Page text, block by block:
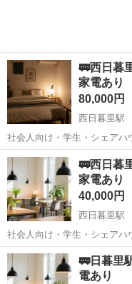
🚃西日暮
家電あり
80,000円
西日暮里駅
社会人向け・学生・シェアハウス個
く・すぐ入居ができる 「いきなり内見は不安」 「条件が合うか分から
ない」 「写真だけじゃ判断できない」 そんな方の
でのご...
東京 荒川区 西日暮
🚃西日暮
家電あり
40,000円
西日暮里駅
社会人向け・学生・シェアハウス個
く・すぐ入居ができる 「いきなり内見は不安」 「条件が合うか分から
ない」 「写真だけじゃ判断できない」 そんな方の
でのご...
東京 荒川区 西日暮
🚃日暮里
電あり